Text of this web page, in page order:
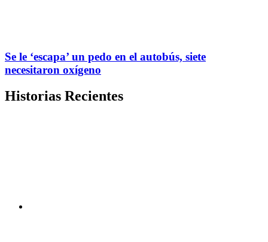
Se le ‘escapa’ un pedo en el autobús, siete
necesitaron oxígeno
Historias Recientes